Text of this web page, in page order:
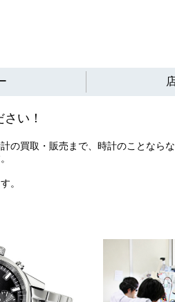
い！
の買取・販売まで、時計のことなら
。